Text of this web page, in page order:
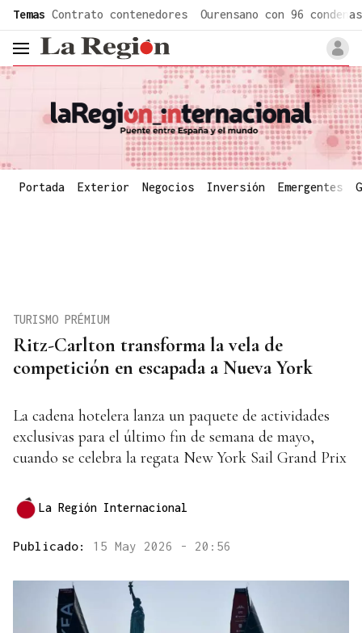
Temas Contrato contenedores Ourensano con 96 condenas
header.menu.open
Portada Exterior Negocios Inversión Emergentes
Ritz-Carlton transforma la vela de
competición en escapada a Nueva York
TURISMO PRÉMIUM
La cadena hotelera lanza un paquete de actividades
exclusivas para el último fin de semana de mayo,
cuando se celebra la regata New York Sail Grand Prix
La Región Internacional
Publicado: 15 May 2026 - 20:56